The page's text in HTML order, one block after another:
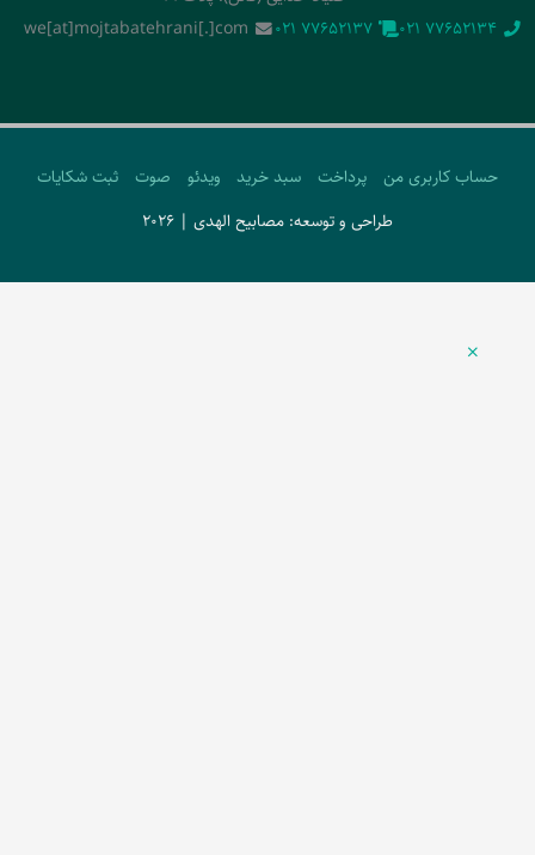
‭021 77652134‬
‭021 77652137‬
we[at]mojtabatehrani[.]com
حساب کاربری من پرداخت سبد خرید ویدئو صوت
ثبت شکایات
طراحی و توسعه: مصابیح الهدی | 2026